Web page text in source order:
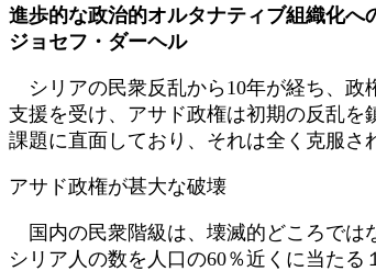
時
:
進歩的な政治的オルタナティブ組織化へ
ジョセフ・ダーヘル
シリアの民衆反乱から10年が経ち、政
支援を受け、アサド政権は初期の反乱を
課題に直面しており、それは全く克服さ
アサド政権が甚大な破壊
国内の民衆階級は、壊滅的どころでは
シリア人の数を人口の60％近くに当た